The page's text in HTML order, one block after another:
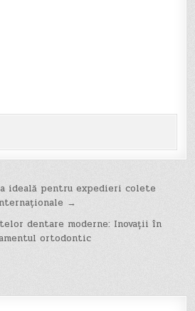
ideală pentru expedieri colete
→
dentare moderne: Inovații în
ortodontic